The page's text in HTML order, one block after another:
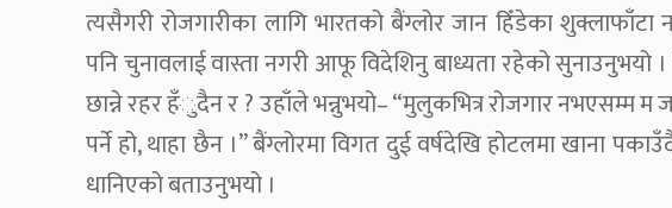
त्यसैगरी रोजगारीका लागि भारतको बैंग्लोर जान हिँडेका
पनि चुनावलाई वास्ता नगरी आफू विदेशिनु बाध्यता रहेको सुनाउनुभयो ।
छान्ने रहर हँुदैन र ? उहाँले भन्नुभयो– “मुलुकभित्र रोजगार नभएसम्म
पर्ने हो, थाहा छैन ।” बैंग्लोरमा विगत दुई वर्षदेखि होटलमा खाना
धानिएको बताउनुभयो ।